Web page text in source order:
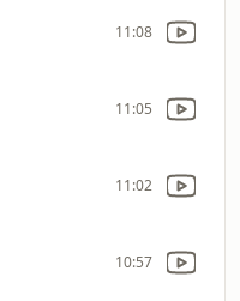
11:08
11:05
11:02
10:57